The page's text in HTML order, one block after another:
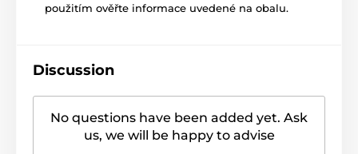
použitím ověřte informace uvedené na obalu.
Discussion
No questions have been added yet. Ask
us, we will be happy to advise